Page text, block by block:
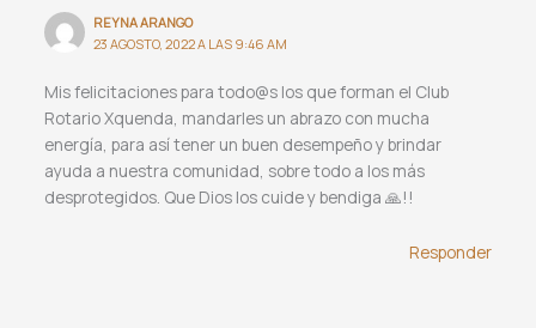
REYNA ARANGO
23 AGOSTO, 2022 A LAS 9:46 AM
Mis felicitaciones para todo@s los que forman el Club
Rotario Xquenda, mandarles un abrazo con mucha
energía, para así tener un buen desempeño y brindar
ayuda a nuestra comunidad, sobre todo a los más
desprotegidos. Que Dios los cuide y bendiga 🙏!!
Responder